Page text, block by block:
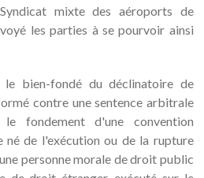
mixte des aéroports de
les parties à se pourvoir ainsi
bien-fondé du déclinatoire de
contre une sentence arbitrale
fondement d'une convention
né de l'exécution ou de la rupture
personne morale de droit public